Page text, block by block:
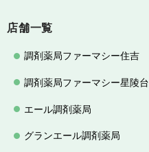
店舗一覧
調剤薬局ファーマシー住吉
調剤薬局ファーマシー星陵台
エール調剤薬局
グランエール調剤薬局